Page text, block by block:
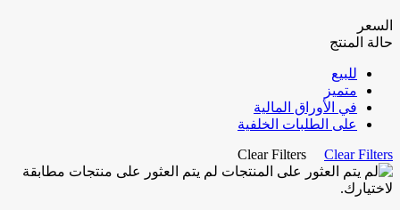
السعر
حالة المنتج
للبيع
متميز
في الأوراق المالية
على الطلبات الخلفية
Clear Filters
Clear Filters
لم يتم العثور على منتجات مطابقة
لاختيارك.